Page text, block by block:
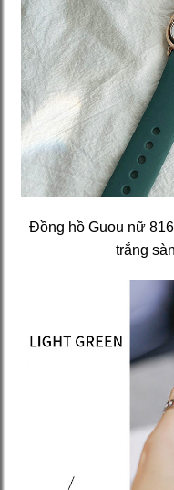
Đồng hồ Guou nữ
trắng